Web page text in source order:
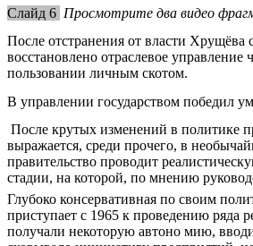
Слайд 6 Просмотрите два видео
После отстранения от власти Хрущёва
восстановлено отраслевое
пользовании личным скотом.
В управлении государством победил
После крутых изменений в политике
выражается, среди прочего, в
правительство проводит
стадии, на которой, по мнению
Глубоко консервативная по своим
приступает с 1965 к проведению ряда
получали некоторую автоно мию,